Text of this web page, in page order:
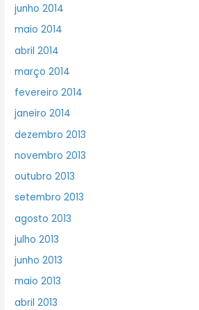
junho 2014
maio 2014
abril 2014
março 2014
fevereiro 2014
janeiro 2014
dezembro 2013
novembro 2013
outubro 2013
setembro 2013
agosto 2013
julho 2013
junho 2013
maio 2013
abril 2013